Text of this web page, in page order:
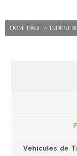
HOMEPAGE >
Véhicules de